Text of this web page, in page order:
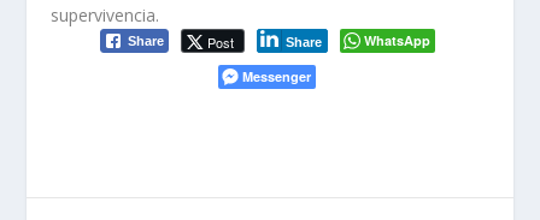
supervivencia.
Share Post Share
WhatsApp
Messenger